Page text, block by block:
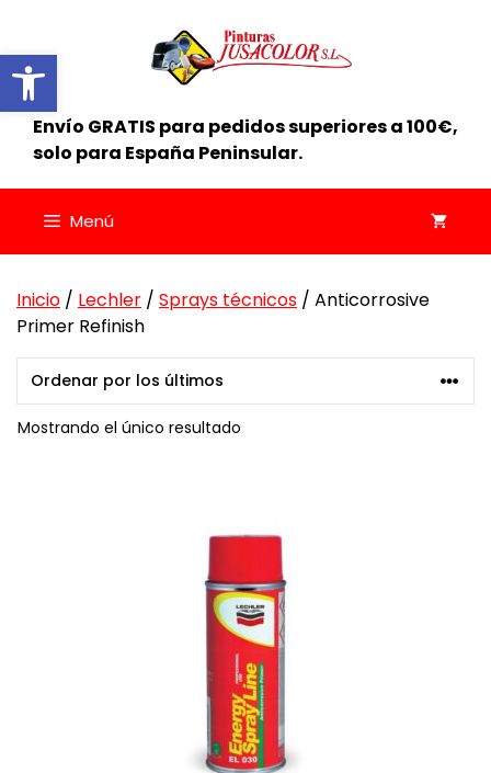
Abrir barra de herramientas
contenido
Envío GRATIS para pedidos superiores a 100€,
solo para España Peninsular.
Menú
Inicio / Lechler / Sprays técnicos / Anticorrosive
Primer Refinish
Mostrando el único resultado